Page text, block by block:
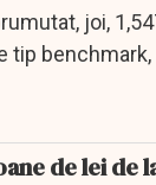
joi,
de lei de